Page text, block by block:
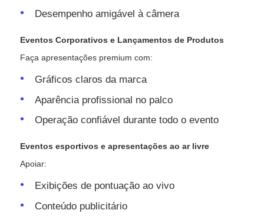
Desempenho amigável à câmera
Eventos Corporativos e Lançamentos de Produtos
Faça apresentações premium com:
Gráficos claros da marca
Aparência profissional no palco
Operação confiável durante todo o evento
Eventos esportivos e apresentações ao ar livre
Apoiar:
Exibições de pontuação ao vivo
Conteúdo publicitário